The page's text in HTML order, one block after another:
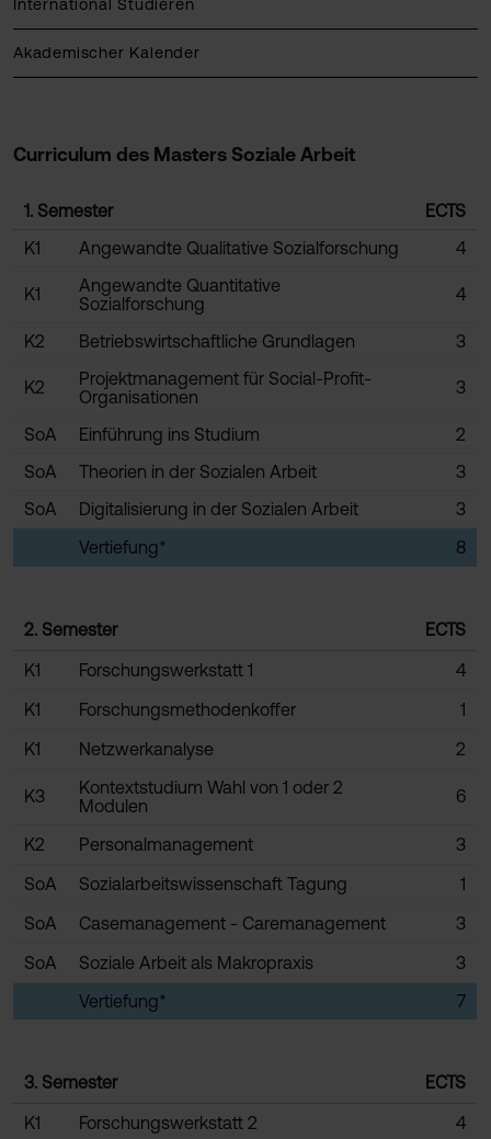
International Studieren
Akademischer Kalender
Curriculum des Masters Soziale Arbeit
1. Semester
ECTS
K1
Angewandte Qualitative Sozialforschung 4
K1
Angewandte Quantitative
Sozialforschung
4
K2 Betriebswirtschaftliche Grundlagen 3
K2
Projektmanagement für Social-Profit-
Organisationen
3
SoA Einführung ins Studium
2
SoA
Theorien in der Sozialen Arbeit
3
SoA
Digitalisierung in der Sozialen Arbeit
3
Vertiefung*
8
2. Semester ECTS
K1 Forschungswerkstatt 1
4
K1
Forschungsmethodenkoffer
1
K1
Netzwerkanalyse 2
K3
Kontextstudium Wahl von 1 oder 2
Modulen
6
K2 Personalmanagement
3
SoA
Sozialarbeitswissenschaft Tagung
1
SoA
Casemanagement - Caremanagement
3
SoA
Soziale Arbeit als Makropraxis
3
Vertiefung*
7
3. Semester ECTS
K1 Forschungswerkstatt 2 4